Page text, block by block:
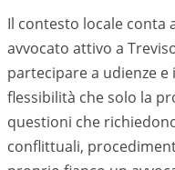
Il contesto locale conta
avvocato attivo a
partecipare a udienze
flessibilità che solo la
questioni che
conflittuali,